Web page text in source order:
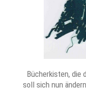
Bücherkisten, die
soll sich nun